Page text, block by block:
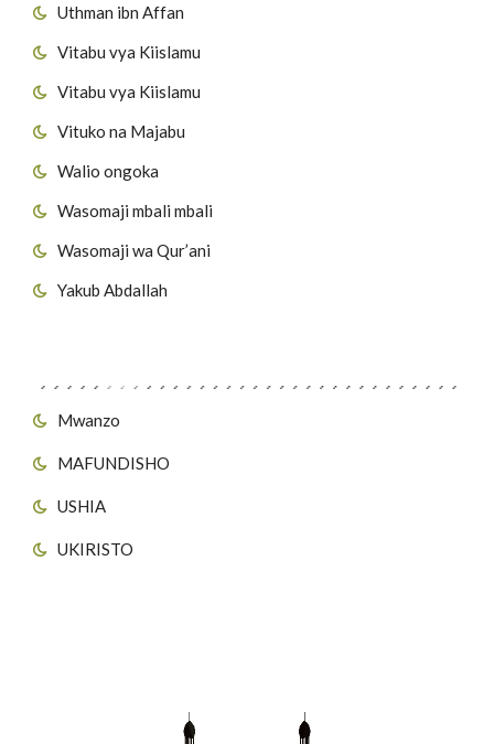
Uthman ibn Affan
Vitabu vya Kiislamu
Vitabu vya Kiislamu
Vituko na Majabu
Walio ongoka
Wasomaji mbali mbali
Wasomaji wa Qur’ani
Yakub Abdallah
Mwanzo
MAFUNDISHO
USHIA
UKIRISTO